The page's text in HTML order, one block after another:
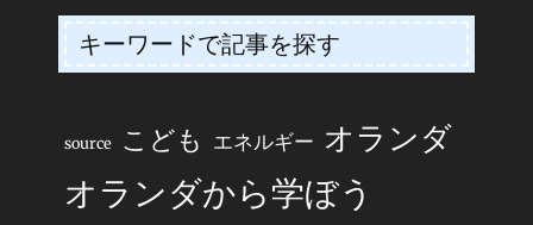
キーワードで記事を探す
source こども エネルギー オランダ
オランダから学ぼう